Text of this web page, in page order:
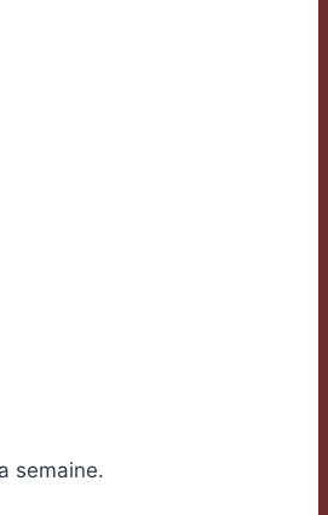
semaine.